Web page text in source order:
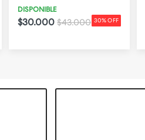
DISPONIBLE
30% OFF
$30.000 $43.000